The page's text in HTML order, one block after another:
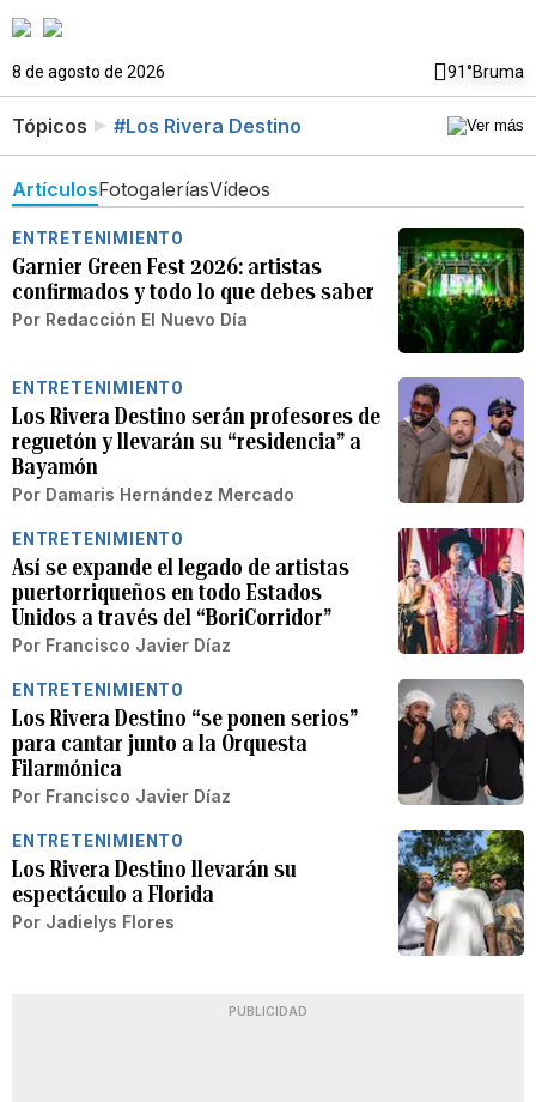
8 de agosto de 2026 91°Bruma
Tópicos #Los Rivera Destino
ArtículosFotogaleríasVídeos
ENTRETENIMIENTO
Garnier Green Fest 2026: artistas
confirmados y todo lo que debes saber
Por Redacción El Nuevo Día
ENTRETENIMIENTO
Los Rivera Destino serán profesores de
reguetón y llevarán su “residencia” a
Bayamón
Por Damaris Hernández Mercado
ENTRETENIMIENTO
Así se expande el legado de artistas
puertorriqueños en todo Estados
Unidos a través del “BoriCorridor”
Por Francisco Javier Díaz
ENTRETENIMIENTO
Los Rivera Destino “se ponen serios”
para cantar junto a la Orquesta
Filarmónica
Por Francisco Javier Díaz
ENTRETENIMIENTO
Los Rivera Destino llevarán su
espectáculo a Florida
Por Jadielys Flores
PUBLICIDAD